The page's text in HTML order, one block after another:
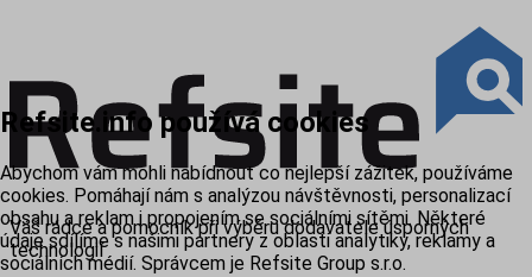
Váš rádce a pomocník při výběru dodavatele úsporných
technologií
Refsite.info používá cookies
Abychom vám mohli nabídnout co nejlepší zážitek, používáme
cookies. Pomáhají nám s analýzou návštěvnosti, personalizací
obsahu a reklam i propojením se sociálními sítěmi. Některé
údaje sdílíme s našimi partnery z oblasti analytiky, reklamy a
sociálních médií. Správcem je Refsite Group s.r.o.